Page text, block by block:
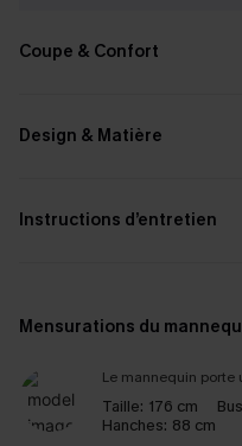
Coupe & Confort
Design & Matière
Instructions d’entretien
Mensurations du
Le mannequin porte
Taille: 176 cm
Hanches: 88 cm